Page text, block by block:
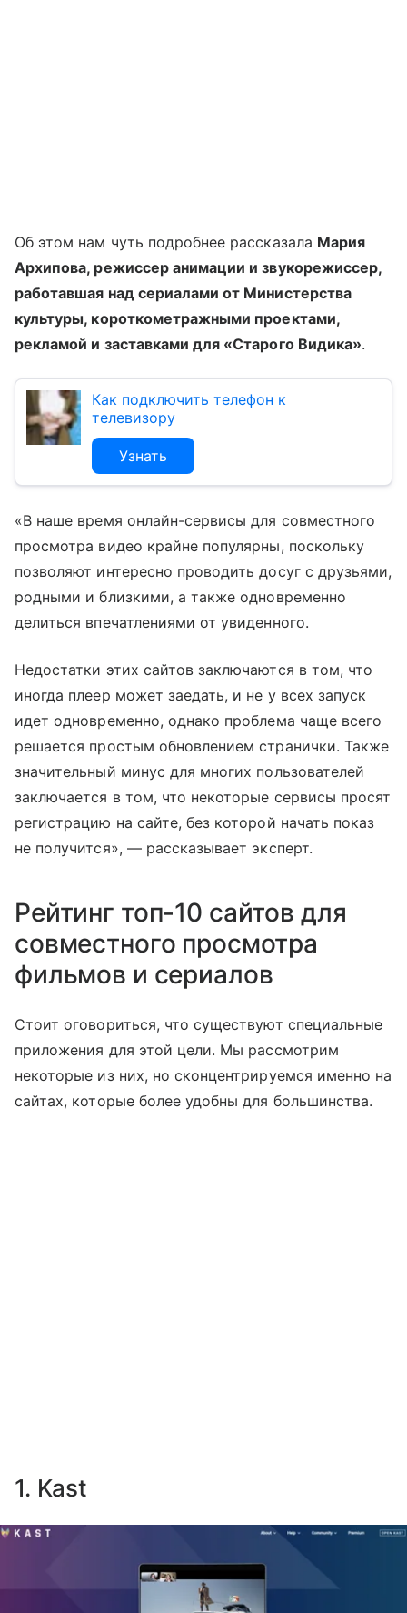
Об этом нам чуть подробнее рассказала Мария
Архипова, режиссер анимации и звукорежиссер,
работавшая над сериалами от Министерства
культуры, короткометражными проектами,
рекламой и заставками для «Старого Видика».
Как подключить телефон к
телевизору
Узнать
«В наше время онлайн-сервисы для совместного
просмотра видео крайне популярны, поскольку
позволяют интересно проводить досуг с друзьями,
родными и близкими, а также одновременно
делиться впечатлениями от увиденного.
Недостатки этих сайтов заключаются в том, что
иногда плеер может заедать, и не у всех запуск
идет одновременно, однако проблема чаще всего
решается простым обновлением странички. Также
значительный минус для многих пользователей
заключается в том, что некоторые сервисы просят
регистрацию на сайте, без которой начать показ
не получится», — рассказывает эксперт.
Рейтинг топ-10 сайтов для
совместного просмотра
фильмов и сериалов
Стоит оговориться, что существуют специальные
приложения для этой цели. Мы рассмотрим
некоторые из них, но сконцентрируемся именно на
сайтах, которые более удобны для большинства.
1. Kast